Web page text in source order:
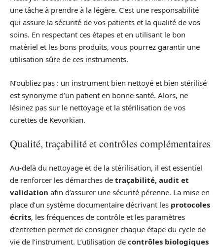
une tâche à prendre à la légère. C’est une responsabilité
qui assure la sécurité de vos patients et la qualité de vos
soins. En respectant ces étapes et en utilisant le bon
matériel et les bons produits, vous pourrez garantir une
utilisation sûre de ces instruments.
N’oubliez pas : un instrument bien nettoyé et bien stérilisé
est synonyme d’un patient en bonne santé. Alors, ne
lésinez pas sur le nettoyage et la stérilisation de vos
curettes de Kevorkian.
Qualité, traçabilité et contrôles complémentaires
Au-delà du nettoyage et de la stérilisation, il est essentiel
de renforcer les démarches de traçabilité, audit et
validation afin d’assurer une sécurité pérenne. La mise en
place d’un système documentaire décrivant les protocoles
écrits, les fréquences de contrôle et les paramètres
d’entretien permet de consigner chaque étape du cycle de
vie de l’instrument. L’utilisation de contrôles biologiques